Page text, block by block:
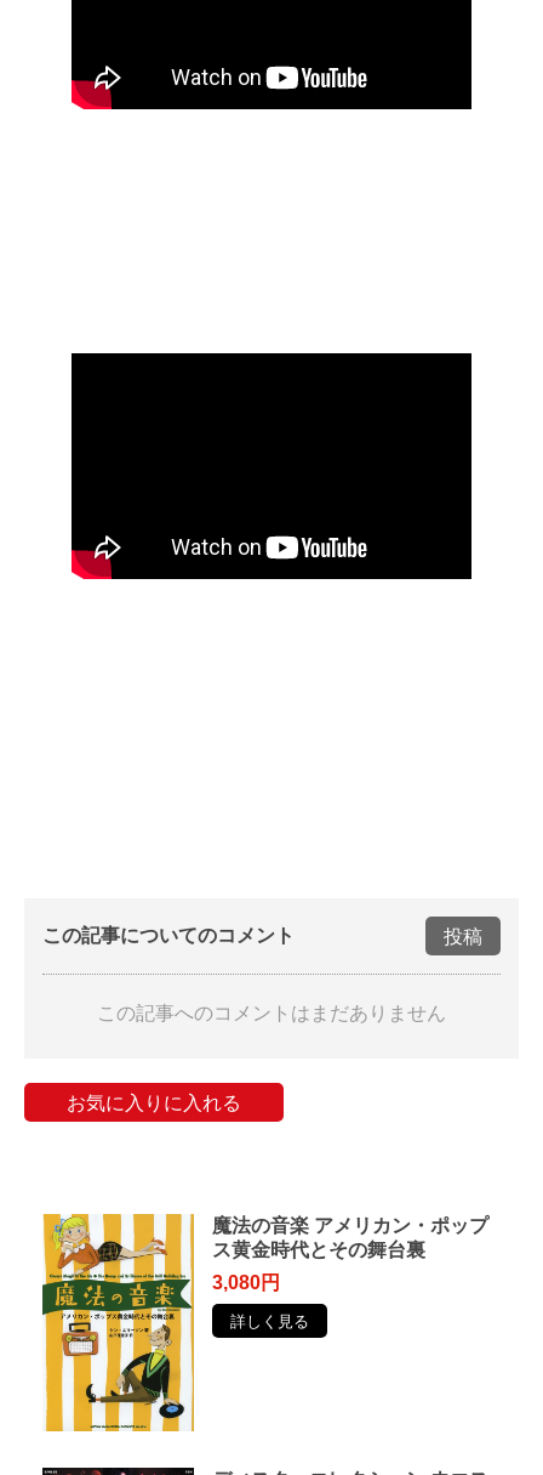
この記事についてのコメント 投稿
この記事へのコメントはまだありません
お気に入りに入れる
魔法の音楽 アメリカン・ポップ
ス黄金時代とその舞台裏
3,080円
詳しく見る